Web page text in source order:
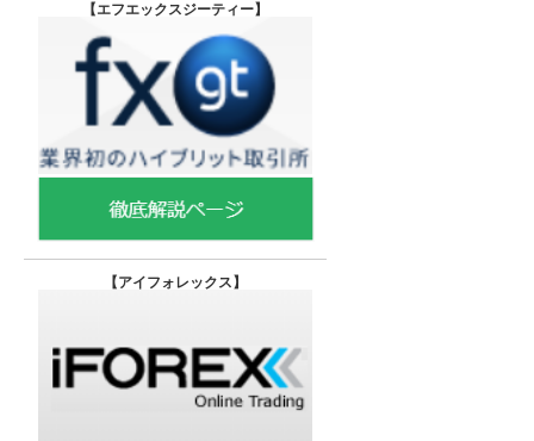
【エフエックスジーティー】
【アイフォレックス】